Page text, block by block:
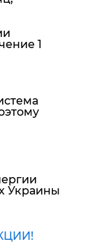
1
Украины